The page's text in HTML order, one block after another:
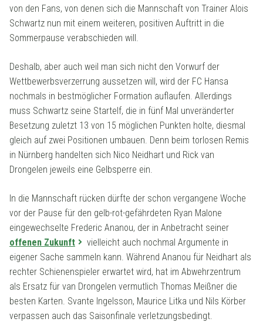
von den Fans, von denen sich die Mannschaft von Trainer Alois
Schwartz nun mit einem weiteren, positiven Auftritt in die
Sommerpause verabschieden will.
Deshalb, aber auch weil man sich nicht den Vorwurf der
Wettbewerbsverzerrung aussetzen will, wird der FC Hansa
nochmals in bestmöglicher Formation auflaufen. Allerdings
muss Schwartz seine Startelf, die in fünf Mal unveränderter
Besetzung zuletzt 13 von 15 möglichen Punkten holte, diesmal
gleich auf zwei Positionen umbauen. Denn beim torlosen Remis
in Nürnberg handelten sich Nico Neidhart und Rick van
Drongelen jeweils eine Gelbsperre ein.
In die Mannschaft rücken dürfte der schon vergangene Woche
vor der Pause für den gelb-rot-gefährdeten Ryan Malone
eingewechselte Frederic Ananou, der in Anbetracht seiner
offenen Zukunft
vielleicht auch nochmal Argumente in
eigener Sache sammeln kann. Während Ananou für Neidhart als
rechter Schienenspieler erwartet wird, hat im Abwehrzentrum
als Ersatz für van Drongelen vermutlich Thomas Meißner die
besten Karten. Svante Ingelsson, Maurice Litka und Nils Körber
verpassen auch das Saisonfinale verletzungsbedingt.